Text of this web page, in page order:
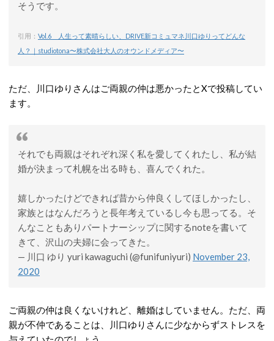
そうです。
引用： Vol.6 人生って素晴らしい、DRIVE新コミュマネ川口ゆりってどんな
人？｜studiotona〜株式会社大人のオウンドメディア〜
ただ、川口ゆりさんはご両親の仲は悪かったとXで投稿してい
ます。
それでも両親はそれぞれ深く私を愛してくれたし、私が結
婚が決まって札幌を出る時も、喜んでくれた。
嬉しかったけどできれば昔から仲良くしてほしかったし、
家族とはなんだろうと長年考えているし今も思ってる。そ
んなこともありパートナーシップに関するnoteを書いて
きて、沢山の夫婦に会ってきた。
— 川口 ゆり yuri kawaguchi (@funifuniyuri) November 23,
2020
ご両親の仲は良くないけれど、離婚はしていません。ただ、両
親が不仲であることは、川口ゆりさんに少なからずストレスを